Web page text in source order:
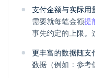
支付金额与实际用
需要就每笔金额提
事先约定的上限。
更丰富的数据随支
数据（例如：参考